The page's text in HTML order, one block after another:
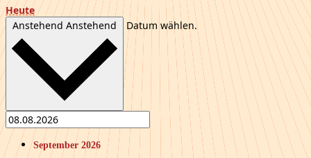
Heute
Anstehend Anstehend Datum wählen.
September 2026